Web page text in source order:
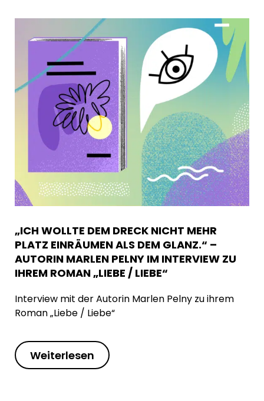
„ICH WOLLTE DEM DRECK NICHT MEHR
PLATZ EINRÄUMEN ALS DEM GLANZ.“ –
AUTORIN MARLEN PELNY IM INTERVIEW ZU
IHREM ROMAN „LIEBE / LIEBE“
Interview mit der Autorin Marlen Pelny zu ihrem
Roman „Liebe / Liebe“
Weiterlesen